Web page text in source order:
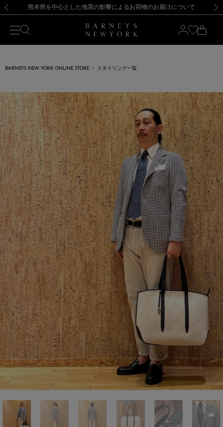
新規登録のお客様も対象！＜MY BARNEYS＞会員のお客様は11,000円（税込）以上のお買上げで常時送料無料！お買い物の際は会員登録を！
【夏季休業に伴う返品・交換承り一時停止のお知らせ】（2026.8.5）
熊本県を中心とした地震の影響によるお荷物のお届けについて
【開催中】SUMMER SALEのご案内・ご注意事項 新規登録のお客様も対象！＜MY BARNEYS＞会員のお客様は11,000円（税込）以上のお買上げで常時送料無料！お買い物の際は会員登録を！
【夏季休業に伴う返品・交換承り一時停止のお知らせ】（2026.8.5）
BARNEYS NEW YORK ONLINE STORE スタイリング一覧
前の画像 次